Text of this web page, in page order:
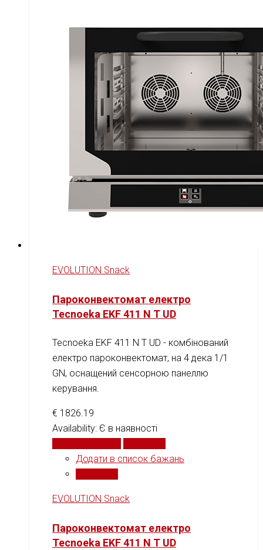
EVOLUTION Snack
Пароконвектомат електро
Tecnoeka EKF 411 N T UD
Tecnoeka EKF 411 N T UD - комбінований
електро пароконвектомат, на 4 дека 1/1
GN, оснащений cенсорною панеллю
керування.
€ 1826.19
Availability: Є в наявності
Додати в список бажань
EVOLUTION Snack
Пароконвектомат електро
Tecnoeka EKF 411 N T UD